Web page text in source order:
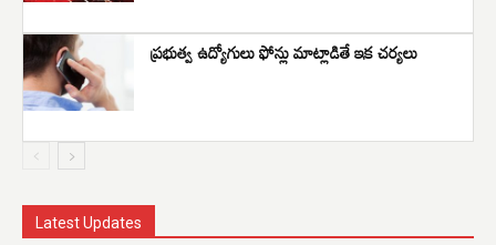
ప్రభుత్వ ఉద్యోగులు ఫోన్లు మాట్లాడితే ఇక చర్యలు
Latest Updates